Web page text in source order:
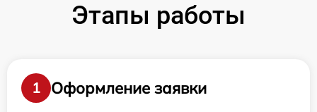
Этапы работы
1
Оформление заявки